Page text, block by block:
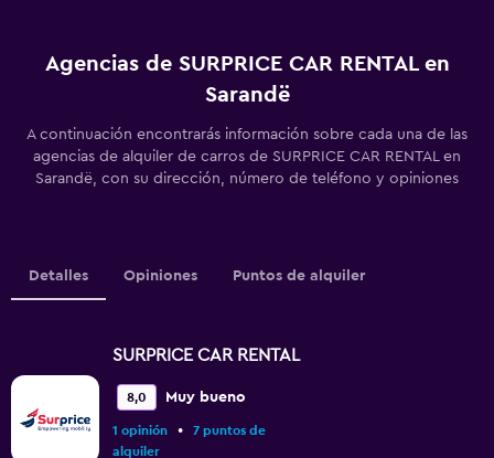
Agencias de SURPRICE CAR RENTAL en
Sarandë
A continuación encontrarás información sobre cada una de las
agencias de alquiler de carros de SURPRICE CAR RENTAL en
Sarandë, con su dirección, número de teléfono y opiniones
Detalles Opiniones Puntos de alquiler
SURPRICE CAR RENTAL
8,0 Muy bueno
1 opinión •
7 puntos de
alquiler